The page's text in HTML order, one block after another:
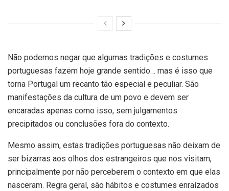
Não podemos negar que algumas tradições e costumes
portuguesas fazem hoje grande sentido… mas é isso que
torna Portugal um recanto tão especial e peculiar. São
manifestações da cultura de um povo e devem ser
encaradas apenas como isso, sem julgamentos
precipitados ou conclusões fora do contexto.
Mesmo assim, estas tradições portuguesas não deixam de
ser bizarras aos olhos dos estrangeiros que nos visitam,
principalmente por não perceberem o contexto em que elas
nasceram. Regra geral, são hábitos e costumes enraízados